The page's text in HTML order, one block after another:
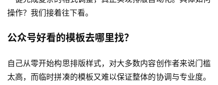
操作？我们接着往下看。
公众号好看的模板去哪里找？
自己从零开始构思排版样式，对大多数内容创作者来说门槛
太高，而临时拼凑的模板又难以保证整体的协调与专业度。